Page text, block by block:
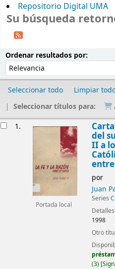
Repositorio Digital UMA
Su búsqueda
Ordenar resultados por:
Seleccionar todo
Limpiar
Seleccionar títulos para:
1.
Portada local
del
II a
por
Juan
Series
1998
Otro
(3)